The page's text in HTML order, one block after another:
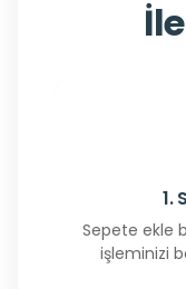
1.
Sepete ekle
işleminizi